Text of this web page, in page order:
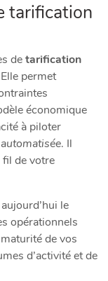
tarification
detarification
permet
économique
à piloter
. Il
fil de votre
le
opérationnels
de vos
d’activité et de